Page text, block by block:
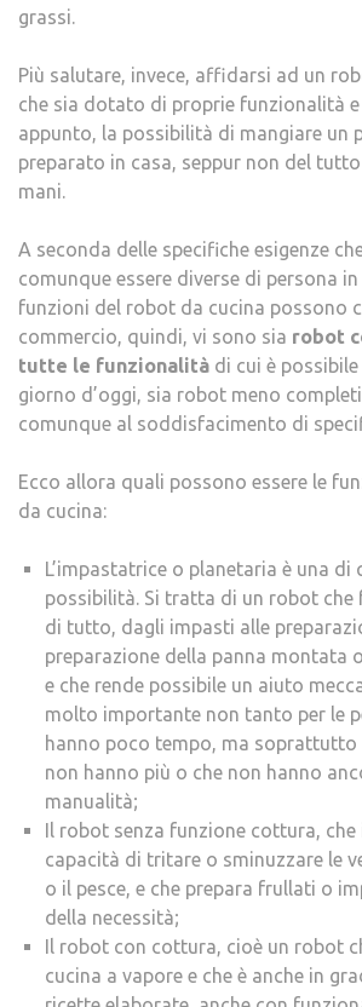
grassi.
Più salutare, invece, affidarsi ad un
che sia dotato di proprie funzionalità
appunto, la possibilità di mangiare un
preparato in casa, seppur non del
mani.
A seconda delle specifiche esigenze
comunque essere diverse di persona
funzioni del robot da cucina possono
commercio, quindi, vi sono sia robot
tutte le funzionalità di cui è
giorno d’oggi, sia robot meno
comunque al soddisfacimento di
Ecco allora quali possono essere le
da cucina:
L’impastatrice o planetaria è una di
possibilità. Si tratta di un robot che
di tutto, dagli impasti alle
preparazione della panna montata
e che rende possibile un aiuto
molto importante non tanto per le
hanno poco tempo, ma soprattutto
non hanno più o che non hanno
manualità;
Il robot senza funzione cottura, che
capacità di tritare o sminuzzare le
o il pesce, e che prepara frullati o
della necessità;
Il robot con cottura, cioè un robot
cucina a vapore e che è anche in